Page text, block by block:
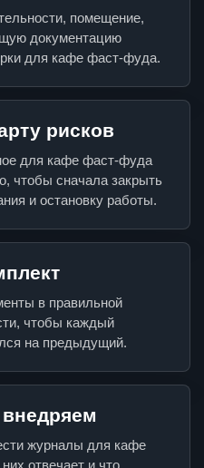
помещение,
документацию
для кафе фаст-фуда.
рисков
для кафе фаст-фуда
чтобы сначала закрыть
и остановку работы.
в правильной
чтобы каждый
на предыдущий.
журналы для кафе
отвечает и что